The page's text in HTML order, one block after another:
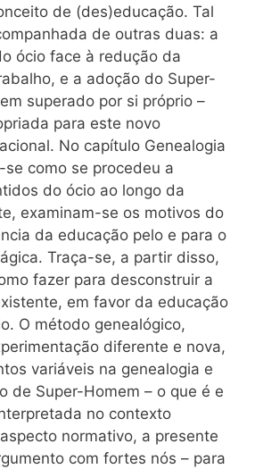
de (des)educação. Tal
de outras duas: a
ócio face à redução da
e a adoção do Super-
superado por si próprio –
para este novo
No capítulo Genealogia
como se procedeu a
do ócio ao longo da
examinam-se os motivos do
da educação pelo e para o
Traça-se, a partir disso,
fazer para desconstruir a
em favor da educação
O método genealógico,
diferente e nova,
variáveis na genealogia e
de Super-Homem – o que é e
no contexto
normativo, a presente
com fortes nós – para